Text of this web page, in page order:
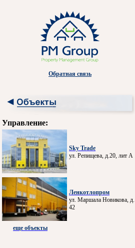
Обратная связь
Управление:
Sky Trade
ул. Репищева, д.20, лит А
Ленкотлопром
ул. Маршала Новикова, д.
42
еще объекты